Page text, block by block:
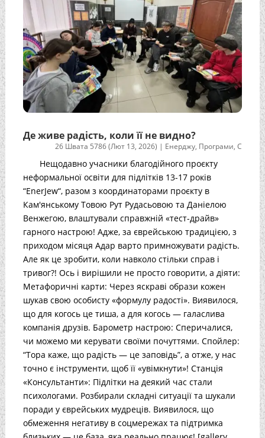
Де живе радість, коли її не видно?
26 Швата 5786 (Лют 13, 2026) | Енерджу, Програми,С
Нещодавно учасники благодійного проєкту
неформальної освіти для підлітків 13-17 років
“EnerJew“, разом з координаторами проєкту в
Кам'янському Товою Рут Рудасьовою та Даніелою
Венжегою, влаштували справжній «тест-драйв»
гарного настрою! Адже, за єврейською традицією, з
приходом місяця Адар варто примножувати радість.
Але як це зробити, коли навколо стільки справ і
тривог?! Ось і вирішили не просто говорити, а діяти:
Метафоричні карти: Через яскраві образи кожен
шукав свою особисту «формулу радості». Виявилося,
що для когось це тиша, а для когось — галаслива
компанія друзів. Барометр настрою: Сперичалися,
чи можемо ми керувати своїми почуттями. Спойлер:
“Тора каже, що радість — це заповідь”, а отже, у нас
точно є інструменти, щоб її «увімкнути»! Станція
«Консультанти»: Підлітки на деякий час стали
психологами. Розбирали складні ситуації та шукали
поради у єврейських мудреців. Виявилося, що
обмеження негативу в соцмережах та підтримка